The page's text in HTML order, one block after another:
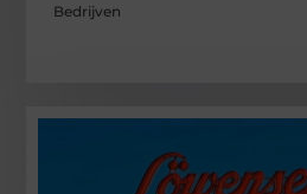
Bedrijven